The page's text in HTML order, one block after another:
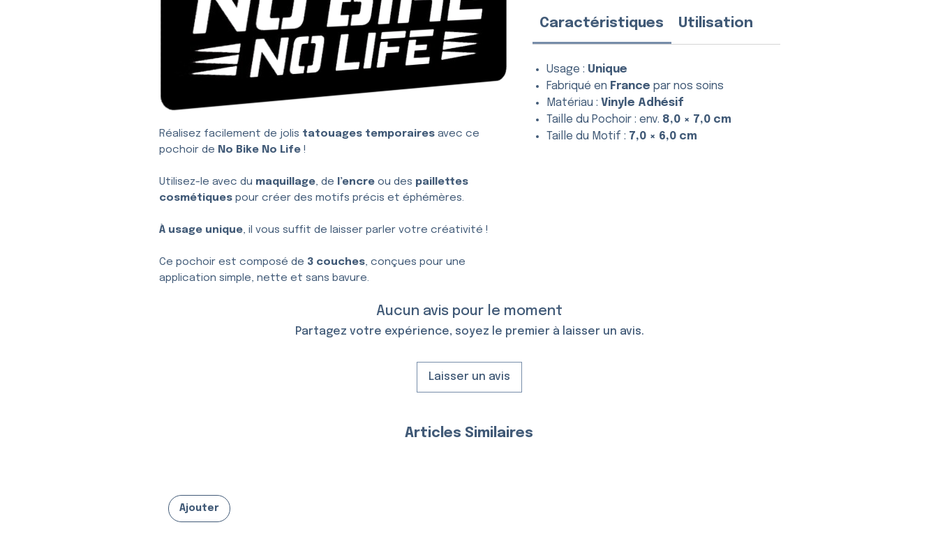
Réalisez facilement de jolis tatouages temporairesavec ce
pochoir de No Bike No Life !
Utilisez-le avec du maquillage, de l’encreou des paillettes
cosmétiquespour créer des motifs précis et éphémères.
À usage unique, il vous suffit de laisser parler votre créativité !
Ce pochoir est composé de 3 couches, conçues pour une
application simple, nette et sans bavure.
Caractéristiques Utilisation
Usage : Unique
Fabriqué en France par nos soins
Matériau : Vinyle Adhésif
Taille du Pochoir : env. 8,0 × 7,0 cm
Taille du Motif : 7,0 × 6,0 cm
Aucun avis pour le moment
Partagez votre expérience, soyez le premier à laisser un avis.
Laisser un avis
Articles Similaires
Ajouter